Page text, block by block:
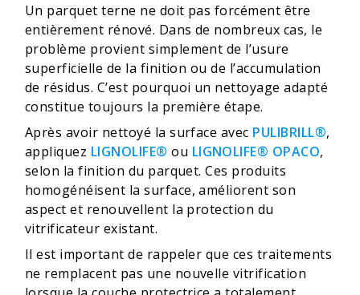
Un parquet terne ne doit pas forcément être
entièrement rénové. Dans de nombreux cas, le
problème provient simplement de l’usure
superficielle de la finition ou de l’accumulation
de résidus. C’est pourquoi un nettoyage adapté
constitue toujours la première étape.
Après avoir nettoyé la surface avec PULIBRILL®,
appliquez LIGNOLIFE® ou LIGNOLIFE® OPACO,
selon la finition du parquet. Ces produits
homogénéisent la surface, améliorent son
aspect et renouvellent la protection du
vitrificateur existant.
Il est important de rappeler que ces traitements
ne remplacent pas une nouvelle vitrification